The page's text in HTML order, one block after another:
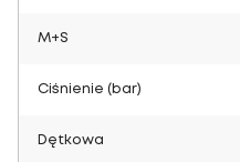
M+S
Ciśnienie (bar)
Dętkowa